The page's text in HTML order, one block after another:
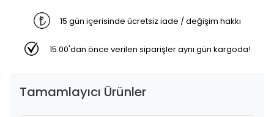
15 gün içerisinde ücretsiz iade / değişim hakkı
15.00'dan önce verilen siparişler aynı gün kargoda!
Tamamlayıcı Ürünler